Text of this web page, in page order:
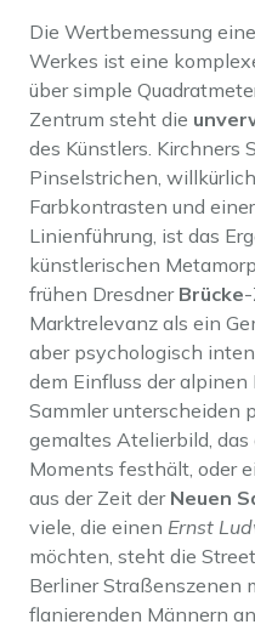
Die Wertbemessung
Werkes ist eine
über simple
Zentrum steht die
des Künstlers. Kirchners
Pinselstrichen,
Farbkontrasten und
Linienführung, ist das
künstlerischen
frühen Dresdner Brücke
Marktrelevanz als ein
aber psychologisch
dem Einfluss der
Sammler unterscheiden
gemaltes Atelierbild,
Moments festhält, oder
aus der Zeit der Neuen
viele, die einen Ernst
möchten, steht die
Berliner Straßenszenen
flanierenden Männern